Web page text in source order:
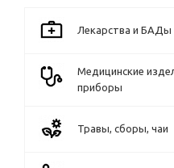
Лекарства и БАДы
Медицинские
приборы
Травы, сборы, чаи